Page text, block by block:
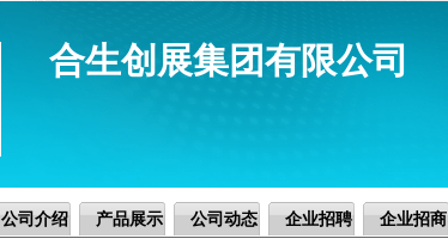
合生创展集团有限公司
公司介绍 产品展示 公司动态 企业招聘 企业招商